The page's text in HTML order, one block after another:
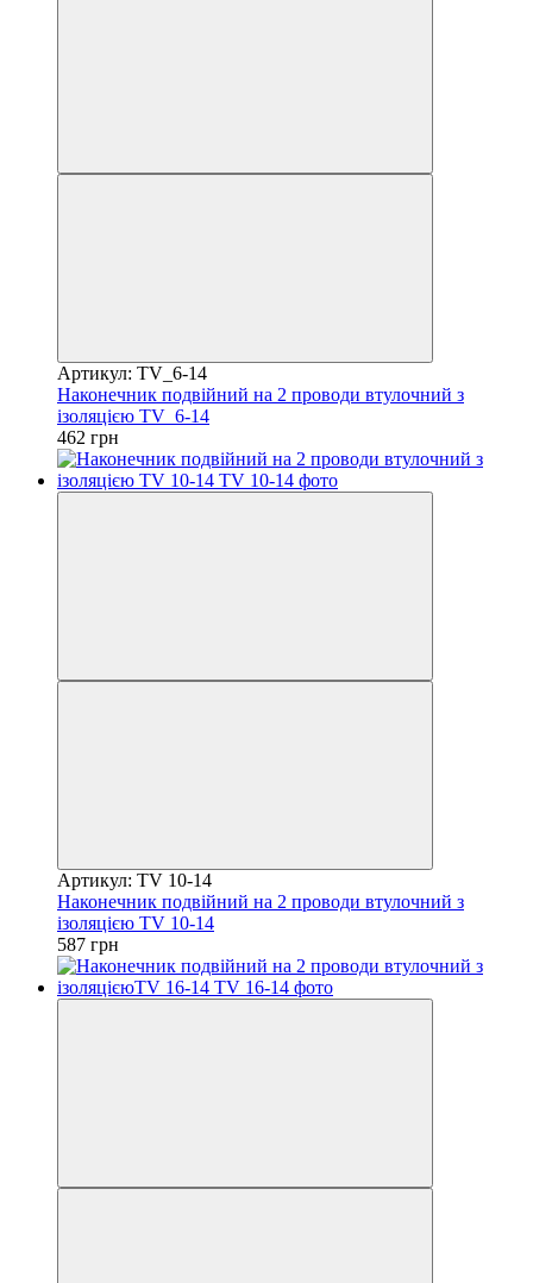
Артикул: TV_6-14
Наконечник подвійний на 2 проводи втулочний з
ізоляцією TV_6-14
462 грн
Артикул: TV 10-14
Наконечник подвійний на 2 проводи втулочний з
ізоляцією TV 10-14
587 грн